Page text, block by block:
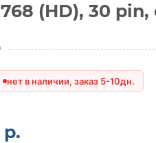
(HD), 30
нет в наличии, заказ 5-10дн.